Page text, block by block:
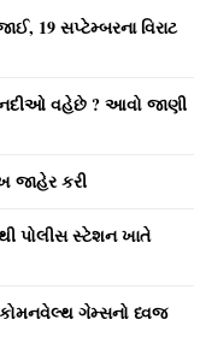
C
19 સપ્ટેમ્બરના વિરાટ
નદીઓ વહેછે ? આવો જાણી
જાહેર કરી
પોલીસ સ્ટેશન ખાતે
કોમનવેલ્થ ગેમ્સનો ધ્વજ